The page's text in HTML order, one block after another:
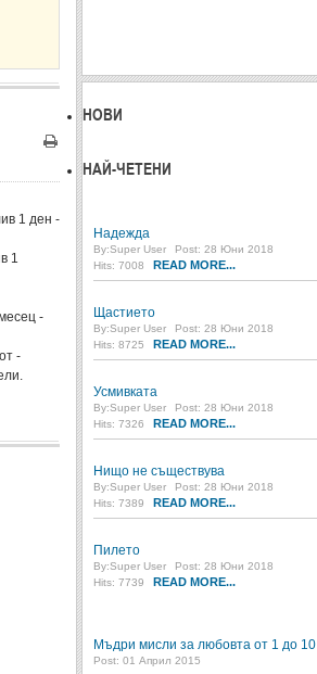
Печат
1 ден -
1
-
-
НОВИ
НАЙ-ЧЕТЕНИ
Надежда
By:Super User
Post: 28 Юни 2018
Hits: 7008
READ MORE...
Щастието
By:Super User
Post: 28 Юни 2018
Hits: 8725
READ MORE...
Усмивката
By:Super User
Post: 28 Юни 2018
Hits: 7326
READ MORE...
Нищо не съществува
By:Super User
Post: 28 Юни 2018
Hits: 7389
READ MORE...
Пилето
By:Super User
Post: 28 Юни 2018
Hits: 7739
READ MORE...
Мъдри мисли за любовта от 1 до 10
Post: 01 Април 2015